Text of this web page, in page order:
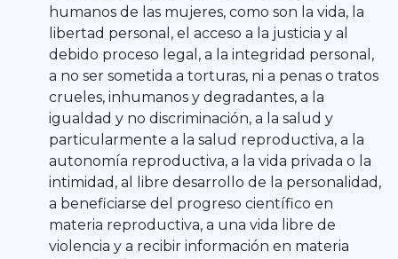
humanos de las mujeres, como son la vida, la
libertad personal, el acceso a la justicia y al
debido proceso legal, a la integridad personal,
a no ser sometida a torturas, ni a penas o tratos
crueles, inhumanos y degradantes, a la
igualdad y no discriminación, a la salud y
particularmente a la salud reproductiva, a la
autonomía reproductiva, a la vida privada o la
intimidad, al libre desarrollo de la personalidad,
a beneficiarse del progreso científico en
materia reproductiva, a una vida libre de
violencia y a recibir información en materia